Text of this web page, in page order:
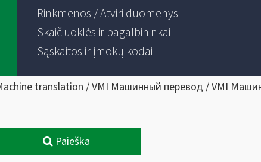
Rinkmenos / Atviri duomenys
Skaičiuoklės ir pagalbininkai
Sąskaitos ir įmokų kodai
translation / VMI Машинный перевод / VMI
Paieška